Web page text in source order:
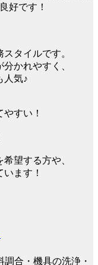
好です！
タイルです。
かれやすく、
人気♪
すい！
望する方や、
ます！
合・機具の洗浄・